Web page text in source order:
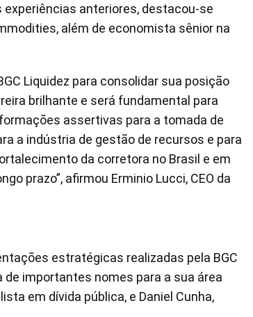
anteriores, destacou-se
além de economista sênior na
Liquidez para consolidar sua posição
brilhante e será fundamental para
assertivas para a tomada de
a indústria de gestão de recursos e para
da corretora no Brasil e em
prazo”, afirmou Erminio Lucci, CEO da
estratégicas realizadas pela BGC
de importantes nomes para a sua área
em dívida pública, e Daniel Cunha,